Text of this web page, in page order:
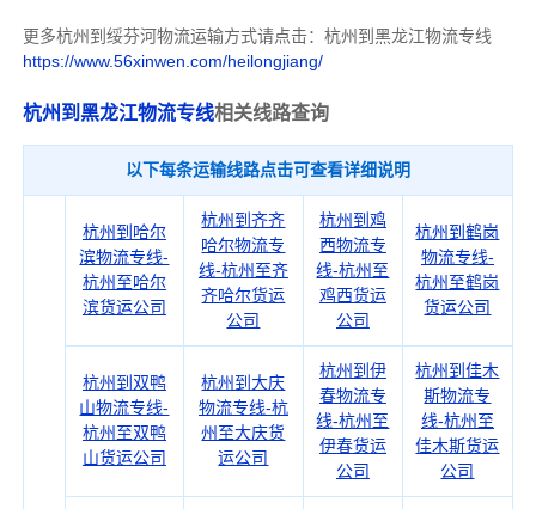
更多杭州到绥芬河物流运输方式请点击：杭州到黑龙江物流专线
https://www.56xinwen.com/heilongjiang/
杭州到黑龙江物流专线相关线路查询
以下每条运输线路点击可查看详细说明
杭州到哈尔
滨物流专线-
杭州至哈尔
滨货运公司
杭州到齐齐
哈尔物流专
线-杭州至齐
齐哈尔货运
公司
杭州到鸡
西物流专
线-杭州至
鸡西货运
公司
杭州到鹤岗
物流专线-
杭州至鹤岗
货运公司
杭州到双鸭
山物流专线-
杭州至双鸭
山货运公司
杭州到大庆
物流专线-杭
州至大庆货
运公司
杭州到伊
春物流专
线-杭州至
伊春货运
公司
杭州到佳木
斯物流专
线-杭州至
佳木斯货运
公司